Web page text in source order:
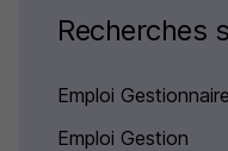
Recherches
Emploi
Emploi Gestion